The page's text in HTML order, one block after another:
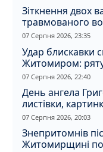
Зіткнення двох
травмованого
07 Серпня 2026, 23:35
Удар блискавки
Житомиром:
кота
07 Серпня 2026, 22:40
День ангела
листівки,
07 Серпня 2026, 20:03
Знепритомнів
Житомирщині